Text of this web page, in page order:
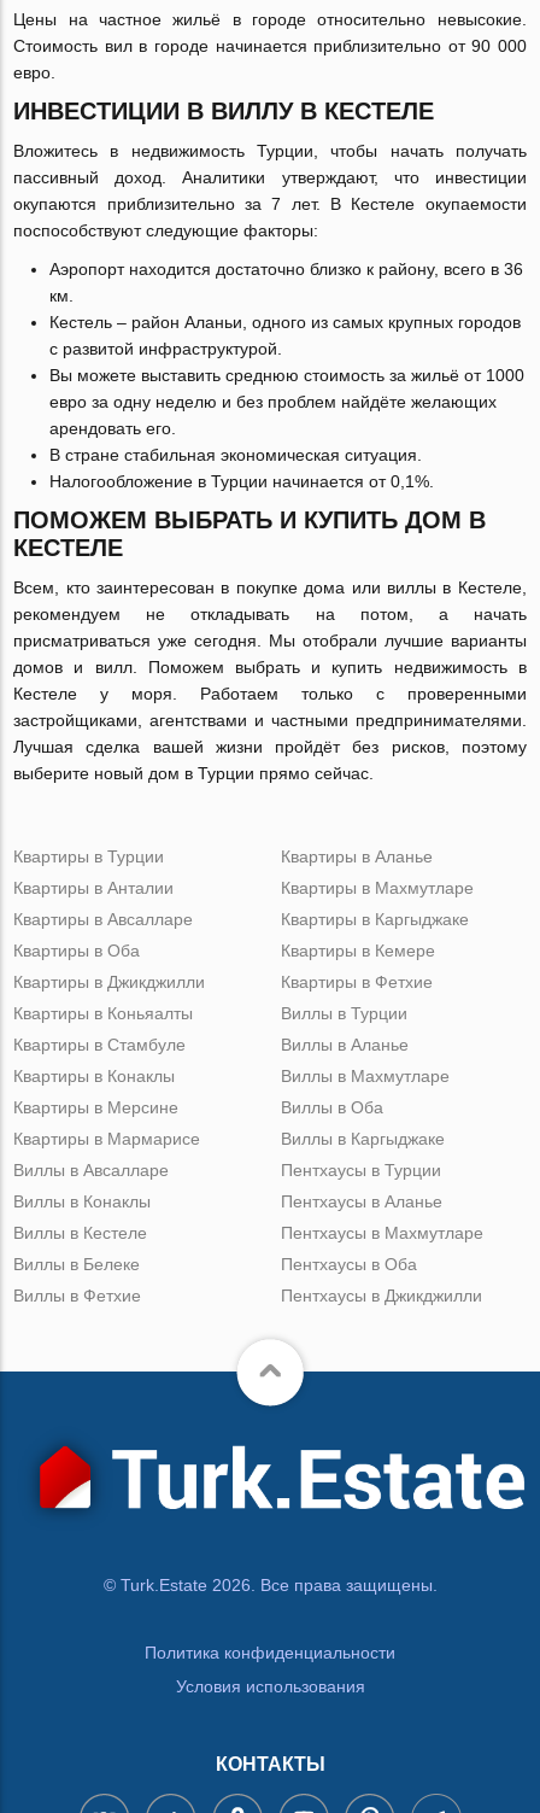
Цены на частное жильё в городе относительно невысокие.
Стоимость вил в городе начинается приблизительно от 90 000
евро.
ИНВЕСТИЦИИ В ВИЛЛУ В КЕСТЕЛЕ
Вложитесь в недвижимость Турции, чтобы начать получать
пассивный доход. Аналитики утверждают, что инвестиции
окупаются приблизительно за 7 лет. В Кестеле окупаемости
поспособствуют следующие факторы:
Аэропорт находится достаточно близко к району, всего в 36
км.
Кестель – район Аланьи, одного из самых крупных городов
с развитой инфраструктурой.
Вы можете выставить среднюю стоимость за жильё от 1000
евро за одну неделю и без проблем найдёте желающих
арендовать его.
В стране стабильная экономическая ситуация.
Налогообложение в Турции начинается от 0,1%.
ПОМОЖЕМ ВЫБРАТЬ И КУПИТЬ ДОМ В
КЕСТЕЛЕ
Всем, кто заинтересован в покупке дома или виллы в Кестеле,
рекомендуем не откладывать на потом, а начать
присматриваться уже сегодня. Мы отобрали лучшие варианты
домов и вилл. Поможем выбрать и купить недвижимость в
Кестеле у моря. Работаем только с проверенными
застройщиками, агентствами и частными предпринимателями.
Лучшая сделка вашей жизни пройдёт без рисков, поэтому
выберите новый дом в Турции прямо сейчас.
Квартиры в Турции
Квартиры в Анталии
Квартиры в Авсалларе
Квартиры в Оба
Квартиры в Джикджилли
Квартиры в Аланье
Квартиры в Махмутларе
Квартиры в Каргыджаке
Квартиры в Кемере
Квартиры в Фетхие
Квартиры в Коньяалты
Квартиры в Стамбуле
Квартиры в Конаклы
Квартиры в Мерсине
Квартиры в Мармарисе
Виллы в Турции
Виллы в Аланье
Виллы в Махмутларе
Виллы в Оба
Виллы в Каргыджаке
Виллы в Авсалларе
Виллы в Конаклы
Виллы в Кестеле
Виллы в Белеке
Виллы в Фетхие
Пентхаусы в Турции
Пентхаусы в Аланье
Пентхаусы в Махмутларе
Пентхаусы в Оба
Пентхаусы в Джикджилли
© Turk.Estate 2026. Все права защищены.
Политика конфиденциальности
Условия использования
КОНТАКТЫ